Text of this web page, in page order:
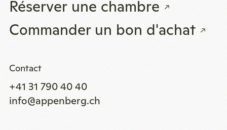
Réserver une chambre
Commander un bon d'achat
Contact
+41 31 790 40 40
info@appenberg.ch